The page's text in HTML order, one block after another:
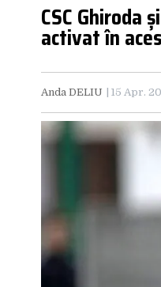
CSC
activat în
Anda DELIU 15 Apr.